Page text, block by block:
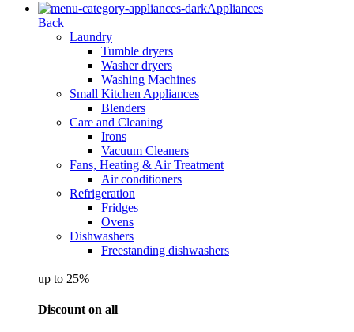
Appliances
Back
Laundry
Tumble dryers
Washer dryers
Washing Machines
Small Kitchen Appliances
Blenders
Care and Cleaning
Irons
Vacuum Cleaners
Fans, Heating & Air Treatment
Air conditioners
Refrigeration
Fridges
Ovens
Dishwashers
Freestanding dishwashers
up to 25%
Discount on all